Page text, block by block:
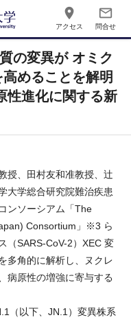
place
アクセス
mail_outline
問合せ
の変異が オミク
めることを解明
性進化に関する新
授、田村友和准教授、辻
大学総合研究院難治疾患
ンソーシアム「The
Consortium」※3 ら
（SARS-CoV-2）XEC 変
多角的に解析し、ヌクレ
病原性の増強に寄与する
（以下、JN.1）変異株系